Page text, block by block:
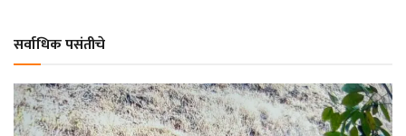
सर्वाधिक पसंतीचे